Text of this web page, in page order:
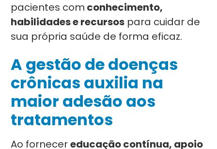
pacientes com conhecimento,
habilidades e recursos para cuidar de
sua própria saúde de forma eficaz.
A gestão de doenças
crônicas auxilia na
maior adesão aos
tratamentos
Ao fornecereducação contínua, apoio